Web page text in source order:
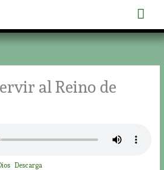
al Reino de
Descarga